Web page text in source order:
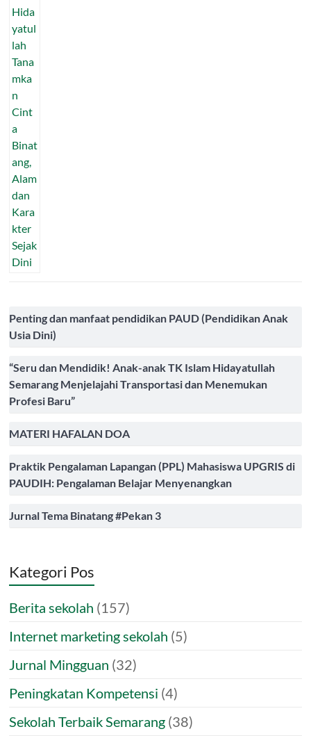
Penting dan manfaat pendidikan PAUD (Pendidikan Anak
Usia Dini)
“Seru dan Mendidik! Anak-anak TK Islam Hidayatullah
Semarang Menjelajahi Transportasi dan Menemukan
Profesi Baru”
MATERI HAFALAN DOA
Praktik Pengalaman Lapangan (PPL) Mahasiswa UPGRIS di
PAUDIH: Pengalaman Belajar Menyenangkan
Jurnal Tema Binatang #Pekan 3
Kategori Pos
Berita sekolah (157)
Internet marketing sekolah (5)
Jurnal Mingguan (32)
Peningkatan Kompetensi (4)
Sekolah Terbaik Semarang (38)